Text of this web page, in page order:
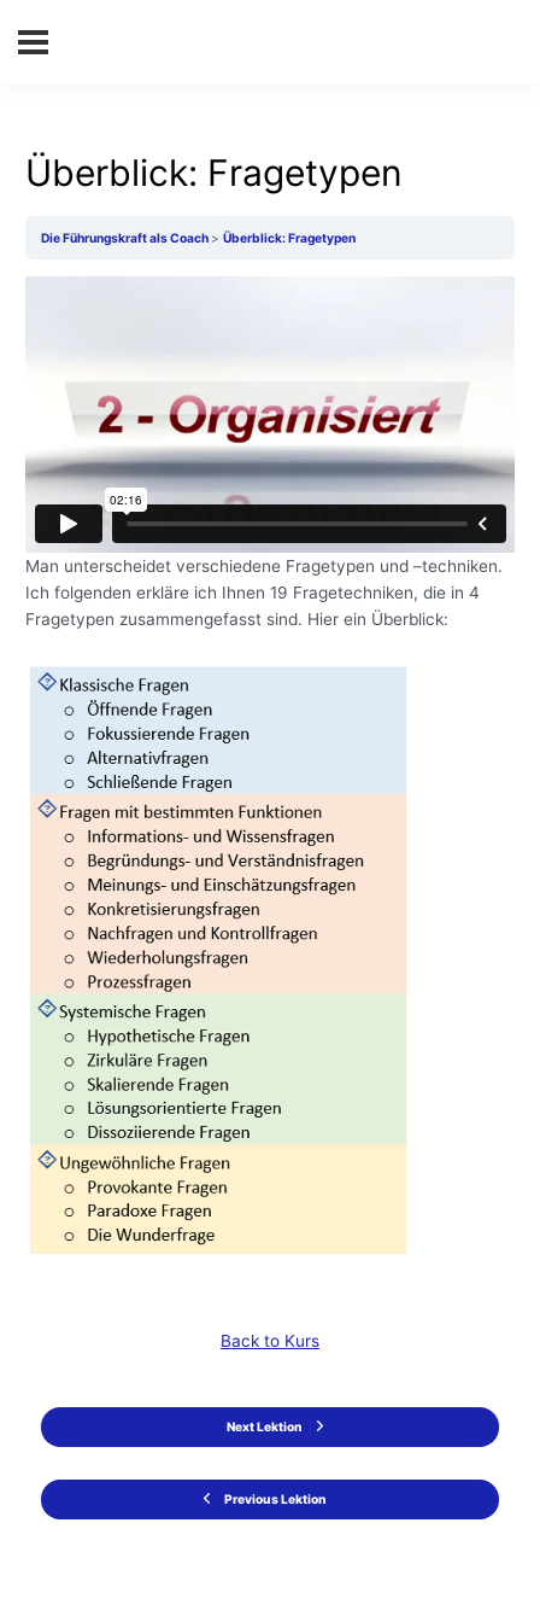
Überblick: Fragetypen
Die Führungskraft als Coach Überblick: Fragetypen
Man unterscheidet verschiedene Fragetypen und –techniken.
Ich folgenden erkläre ich Ihnen 19 Fragetechniken, die in 4
Fragetypen zusammengefasst sind. Hier ein Überblick:
Previous Lektion
Back to Kurs
Next Lektion